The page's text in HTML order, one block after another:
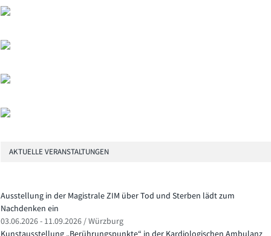
AKTUELLE VERANSTALTUNGEN
Ausstellung in der Magistrale ZIM über Tod und Sterben lädt zum
Nachdenken ein
03.06.2026 - 11.09.2026 / Würzburg
Kunstausstellung „Berührungspunkte“ in der Kardiologischen Ambulanz